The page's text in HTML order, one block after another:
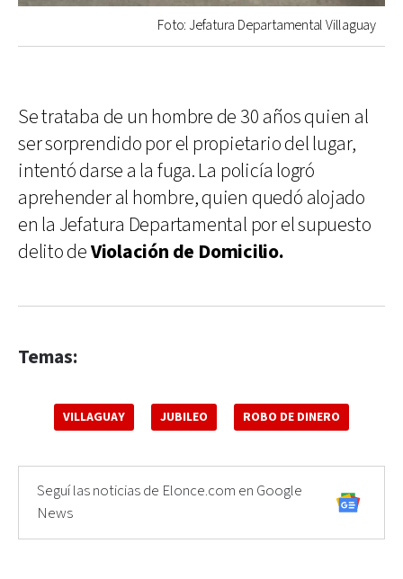
Foto: Jefatura Departamental Villaguay
Se trataba de un hombre de 30 años quien al
ser sorprendido por el propietario del lugar,
intentó darse a la fuga. La policía logró
aprehender al hombre, quien quedó alojado
en la Jefatura Departamental por el supuesto
delito deViolación de Domicilio.
Temas:
VILLAGUAY JUBILEO ROBO DE DINERO
Seguí las noticias de Elonce.com en Google
News